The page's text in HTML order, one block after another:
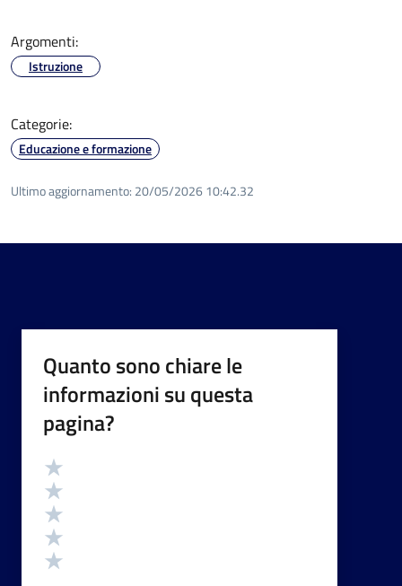
Argomenti:
Istruzione
Categorie:
Educazione e formazione
Ultimo aggiornamento: 20/05/2026 10:42.32
Quanto sono chiare le
informazioni su questa
pagina?
Valutazione